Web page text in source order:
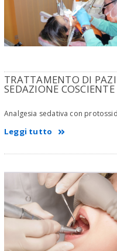
TRATTAMENTO DI
SEDAZIONE COSCIENTE
Analgesia sedativa con
Leggi tutto